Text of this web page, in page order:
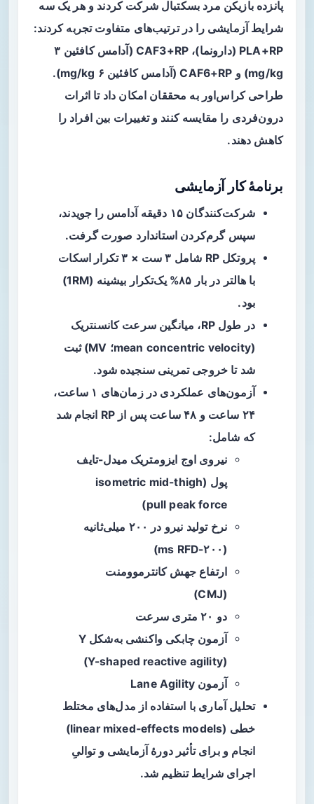
پانزده بازیکن مرد بسکتبال شرکت کردند و هر یک سه
شرایط آزمایشی را در ترتیب‌های متفاوت تجربه کردند:
PLA+RP (دارونما)، CAF3+RP (آدامس کافئین ۳
mg/kg) و CAF6+RP (آدامس کافئین ۶ mg/kg).
طراحی کراس‌اور به محققان امکان داد تا اثرات
درون‌فردی را مقایسه کنند و تغییرات بین افراد را
کاهش دهند.
برنامهٔ کار آزمایشی
شرکت‌کنندگان ۱۵ دقیقه آدامس را جویدند،
سپس گرم‌کردن استاندارد صورت گرفت.
پروتکل RP شامل ۳ ست × ۳ تکرار
اسکات
با هالتر
در بار ۸۵% یک‌تکرار بیشینه (1RM)
بود.
در طول RP، میانگین سرعت کانسنتریک
(mean concentric velocity؛ MV) ثبت
شد تا خروجی تمرینی سنجیده شود.
آزمون‌های عملکردی در زمان‌های ۱ ساعت،
۲۴ ساعت و ۴۸ ساعت پس از RP انجام شد
که شامل:
نیروی اوج ایزومتریک میدل-تایف
پول (isometric mid-thigh
pull peak force)
نرخ تولید نیرو در ۲۰۰ میلی‌ثانیه
(۲۰۰-ms RFD)
ارتفاع جهش کانترموومنت
(CMJ)
دو ۲۰ متری سرعت
آزمون چابکی واکنشی به‌شکل Y
(Y-shaped reactive agility)
آزمون Lane Agility
تحلیل آماری با استفاده از مدل‌های مختلط
خطی (linear mixed‑effects models)
انجام و برای تأثیر دورهٔ آزمایشی و توالیِ
اجرای شرایط تنظیم شد.